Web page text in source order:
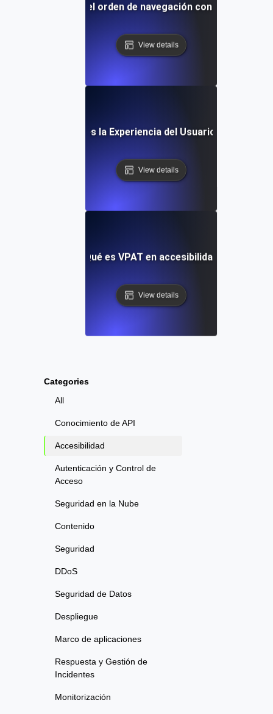
Categories
All
Conocimiento de API
Accesibilidad
Autenticación y Control de
Acceso
Seguridad en la Nube
Contenido
Seguridad
DDoS
Seguridad de Datos
Despliegue
Marco de aplicaciones
Respuesta y Gestión de
Incidentes
Monitorización
¿Qué es el orden de navegación con teclado?
View details
¿Qué es la Experiencia del Usuario (UX)?
View details
¿Qué es VPAT en accesibilidad?
View details